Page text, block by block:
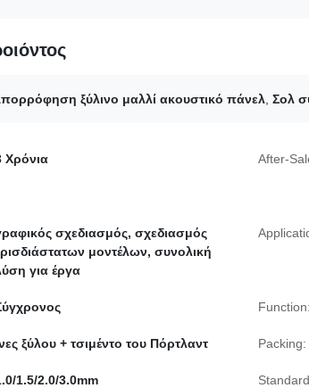
ξύλινο μαλλί ακουστικό πάνελ Σολ
Χρόνια After-
σχεδιασμός, σχεδιασμός
μοντέλων, συνολική
για έργα
Function:
ξύλου + τσιμέντο του Πόρτλαντ Packing:
1.5/2.0/3.0mm